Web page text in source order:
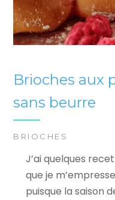
Brioches aux
sans beurre
BRIOCHES
J’ai quelques
que je
puisque la saison